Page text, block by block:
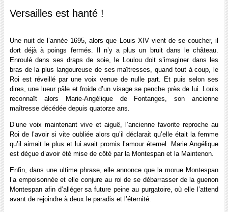
Versailles est hanté !
Une nuit de l’année 1695, alors que Louis XIV vient de se coucher, il
dort déjà à poings fermés. Il n’y a plus un bruit dans le château.
Enroulé dans ses draps de soie, le Loulou doit s’imaginer dans les
bras de la plus langoureuse de ses maîtresses, quand tout à coup, le
Roi est réveillé par une voix venue de nulle part. Et puis selon ses
dires, une lueur pâle et froide d’un visage se penche près de lui. Louis
reconnaît alors Marie-Angélique de Fontanges, son ancienne
maîtresse décédée depuis quatorze ans.
D’une voix maintenant vive et aiguë, l’ancienne favorite reproche au
Roi de l’avoir si vite oubliée alors qu’il déclarait qu’elle était la femme
qu’il aimait le plus et lui avait promis l’amour éternel. Marie Angélique
est déçue d’avoir été mise de côté par la Montespan et la Maintenon.
Enfin, dans une ultime phrase, elle annonce que la morue Montespan
l’a empoisonnée et elle conjure au roi de se débarrasser de la guenon
Montespan afin d’alléger sa future peine au purgatoire, où elle l’attend
avant de rejoindre à deux le paradis et l’éternité.